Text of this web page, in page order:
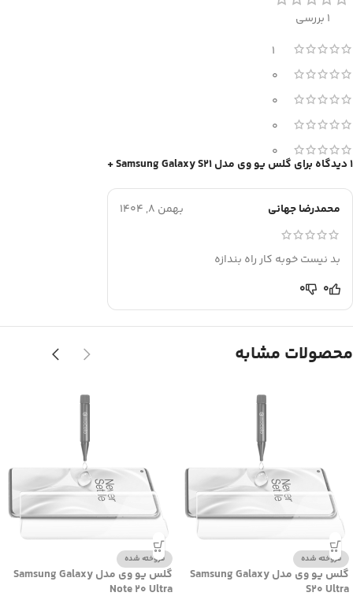
1 بررسی
1
0
0
0
0
1 دیدگاه برای گلس یو وی مدل Samsung Galaxy S21 +
محمدرضا جهانی بهمن 8, 1404
بد نیست خوبه کار راه بندازه
0
0
محصولات مشابه
فروخته شده
گلس یو وی مدل Samsung Galaxy
S20 Ultra
فروخته شده
گلس یو وی مدل Samsung Galaxy
Note 20 Ultra